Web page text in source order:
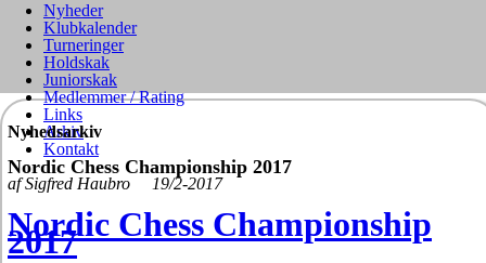
Nyheder
Klubkalender
Turneringer
Holdskak
Juniorskak
Medlemmer / Rating
Links
Arkiv
Kontakt
Nyhedsarkiv
Nordic Chess Championship 2017
af Sigfred Haubro 19/2-2017
Nordic Chess Championship
2017